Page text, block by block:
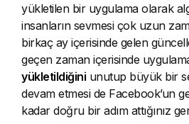
yükletilen bir uygulama olarak
insanların sevmesi çok uzun
birkaç ay içerisinde gelen
geçen zaman içerisinde
yükletildiğini unutup büyük bir
devam etmesi de Facebook’un
kadar doğru bir adım attığınız